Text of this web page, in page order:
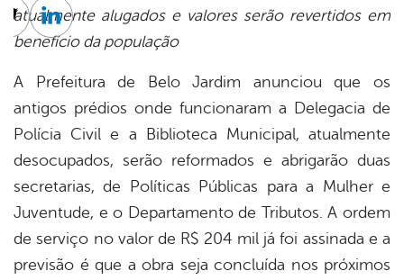
atualmente alugados e valores serão revertidos em
benefício da população
A Prefeitura de Belo Jardim anunciou que os
antigos prédios onde funcionaram a Delegacia de
Polícia Civil e a Biblioteca Municipal, atualmente
desocupados, serão reformados e abrigarão duas
secretarias, de Políticas Públicas para a Mulher e
Juventude, e o Departamento de Tributos. A ordem
de serviço no valor de R$ 204 mil já foi assinada e a
previsão é que a obra seja concluída nos próximos
Twitter
Linkedin